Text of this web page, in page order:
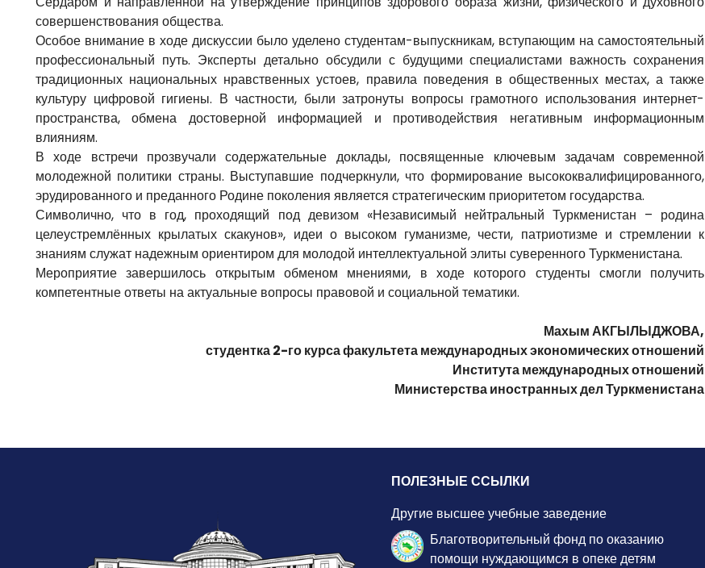
совершенствования общества.
Особое внимание в ходе дискуссии было уделено студентам-выпускникам, вступающим на самостоятельный
профессиональный путь. Эксперты детально обсудили с будущими специалистами важность сохранения
традиционных национальных нравственных устоев, правила поведения в общественных местах, а также
культуру цифровой гигиены. В частности, были затронуты вопросы грамотного использования интернет-
пространства, обмена достоверной информацией и противодействия негативным информационным
влияниям.
В ходе встречи прозвучали содержательные доклады, посвященные ключевым задачам современной
молодежной политики страны. Выступавшие подчеркнули, что формирование высококвалифицированного,
эрудированного и преданного Родине поколения является стратегическим приоритетом государства.
Символично, что в год, проходящий под девизом «Независимый нейтральный Туркменистан – родина
целеустремлённых крылатых скакунов», идеи о высоком гуманизме, чести, патриотизме и стремлении к
знаниям служат надежным ориентиром для молодой интеллектуальной элиты суверенного Туркменистана.
Мероприятие завершилось открытым обменом мнениями, в ходе которого студенты смогли получить
компетентные ответы на актуальные вопросы правовой и социальной тематики.
Махым АКГЫЛЫДЖОВА,
студентка 2-го курса факультета международных экономических отношений
Института международных отношений
Министерства иностранных дел Туркменистана
ПОЛЕЗНЫЕ ССЫЛКИ
Другие высшее учебные заведение
Благотворительный фонд по оказанию
помощи нуждающимся в опеке детям